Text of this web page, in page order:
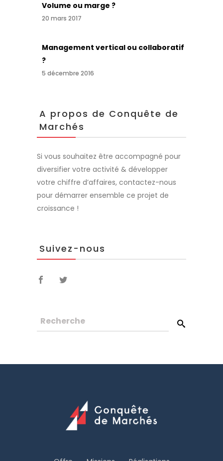
Volume ou marge ?
20 mars 2017
Management vertical ou collaboratif
?
5 décembre 2016
A propos de Conquête de
Marchés
Si vous souhaitez être accompagné pour
diversifier votre activité & développer
votre chiffre d’affaires, contactez-nous
pour démarrer ensemble ce projet de
croissance !
Suivez-nous